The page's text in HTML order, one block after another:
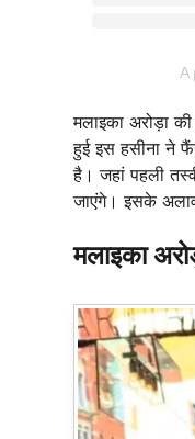
A
मलाइका अरोड़ा
हुई इस हसीना ने
है। जहां पहली
जाएंगे। इसके
मलाइका